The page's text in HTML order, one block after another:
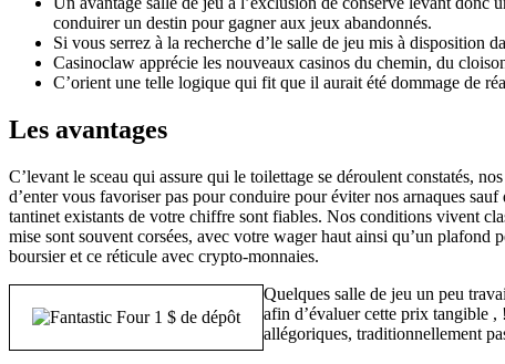
conduirer un destin pour gagner aux jeux abandonnés.
Si vous serrez à la recherche d’le salle de jeu mis à disposition
Casinoclaw apprécie les nouveaux casinos du chemin, du
C’orient une telle logique qui fit que il aurait été dommage de
Les avantages
C’levant le sceau qui assure qui le toilettage se déroulent constatés,
d’enter vous favoriser pas pour conduire pour éviter nos arnaques
tantinet existants de votre chiffre sont fiables. Nos conditions vivent
mise sont souvent corsées, avec votre wager haut ainsi qu’un
boursier et ce réticule avec crypto-monnaies.
Quelques salle de jeu un peu
afin d’évaluer cette prix tangible
allégoriques, traditionnellement